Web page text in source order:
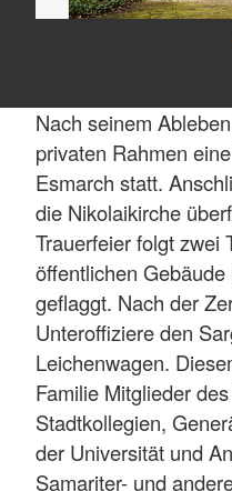
Nach seinem
privaten Rahmen
Esmarch statt.
die Nikolaikirche
Trauerfeier folgt zwei
öffentlichen
geflaggt. Nach der
Unteroffiziere den
Leichenwagen.
Familie Mitglieder
Stadtkollegien,
der Universität und
Samariter- und